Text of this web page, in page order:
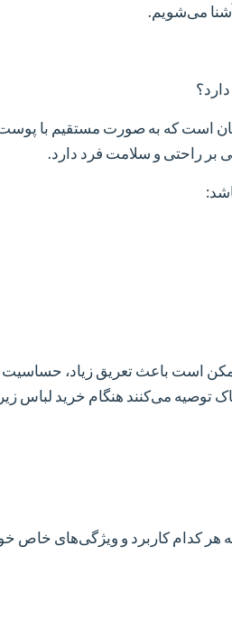
می‌شویم.
است که به صورت مستقیم با
بر راحتی و سلامت فرد دارد.
است باعث تعریق زیاد،
می‌کنند هنگام خرید لباس
کدام کاربرد و ویژگی‌های خاص خود